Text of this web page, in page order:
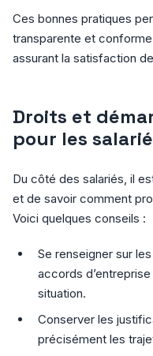
Ces bonnes pratiques
transparente et
assurant la satisfaction
Droits et
pour les
Du côté des salariés, il
et de savoir comment
Voici quelques conseils :
Se renseigner sur
accords
situation.
Conserver les
précisément les